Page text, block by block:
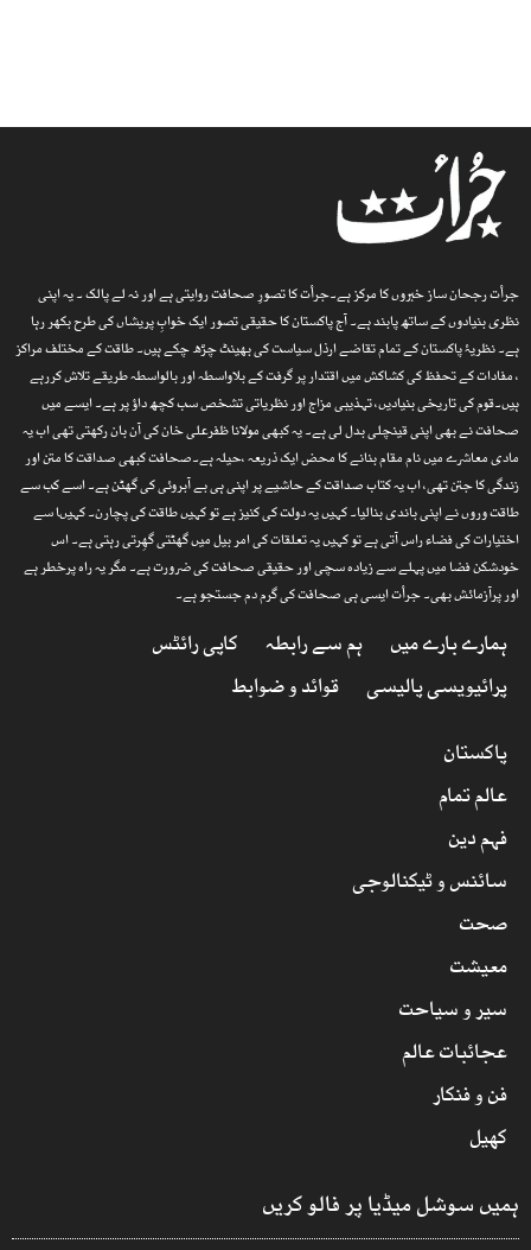
جرأت رجحان ساز خبروں کا مرکز ہے۔جرأت کا تصورِ صحافت روایتی ہے اور نہ لے پالک ۔ یہ اپنی
نظری بنیادوں کے ساتھ پابند ہے۔ آج پاکستان کا حقیقی تصور ایک خوابِ پریشاں کی طرح بکھر رہا
ہے۔ نظریۂ پاکستان کے تمام تقاضے ارذل سیاست کی بھینٹ چڑھ چکے ہیں۔ طاقت کے مختلف مراکز
، مفادات کے تحفظ کی کشاکش میں اقتدار پر گرفت کے بلاواسطہ اور بالواسطہ طریقے تلاش کررہے
ہیں۔قوم کی تاریخی بنیادیں، تہذیبی مزاج اور نظریاتی تشخص سب کچھ داؤ پر ہے۔ ایسے میں
صحافت نے بھی اپنی قینچلی بدل لی ہے۔ یہ کبھی مولانا ظفرعلی خان کی آن بان رکھتی تھی اب یہ
مادی معاشرے میں نام مقام بنانے کا محض ایک ذریعہ ،حیلہ ہے۔صحافت کبھی صداقت کا متن اور
زندگی کا جتن تھی، اب یہ کتاب صداقت کے حاشیے پر اپنی ہی بے آبروئی کی گھٹن ہے۔ اسے کب سے
طاقت وروں نے اپنی باندی بنالیا۔ کہیں یہ دولت کی کنیز ہے تو کہیں طاقت کی پچارن۔ کہیںا سے
اختیارات کی فضاء راس آتی ہے تو کہیں یہ تعلقات کی امر بیل میں گھٹتی گھِرتی رہتی ہے۔ اس
خودشکن فضا میں پہلے سے زیادہ سچی اور حقیقی صحافت کی ضرورت ہے۔ مگر یہ راہ پرخطر ہے
اور پرآزمائش بھی۔ جرأت ایسی ہی صحافت کی گرم دم جستجو ہے۔
ہمارے بارے میں ہم سے رابطہ
کاپی رائٹس
پرائیویسی پالیسی
قوائد و ضوابط
پاکستان
عالم تمام
فہم دین
سائنس و ٹیکنالوجی
صحت
معیشت
سیر و سیاحت
عجائبات عالم
فن و فنکار
کھیل
ہمیں سوشل میڈیا پر فالو کریں